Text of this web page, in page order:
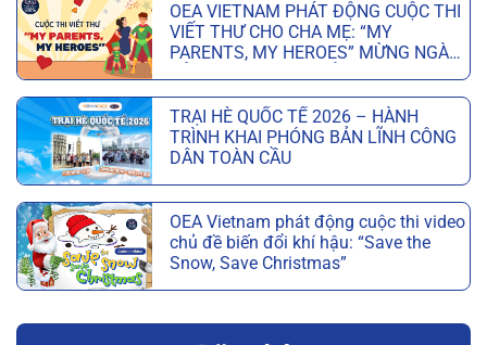
OEA VIETNAM PHÁT ĐỘNG CUỘC THI
VIẾT THƯ CHO CHA MẸ: “MY
PARENTS, MY HEROES” MỪNG NGÀY
TRẠI HÈ QUỐC TẾ 2026 – HÀNH
TRÌNH KHAI PHÓNG BẢN LĨNH CÔNG
DÂN TOÀN CẦU
OEA Vietnam phát động cuộc thi video
chủ đề biến đổi khí hậu: “Save the
Snow, Save Christmas”